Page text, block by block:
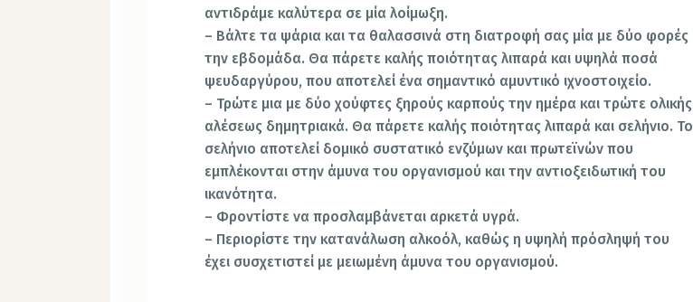
αντιδράμε καλύτερα σε μία λοίμωξη.
– Βάλτε τα ψάρια και τα θαλασσινά στη διατροφή σας μία με δύο φορές
την εβδομάδα. Θα πάρετε καλής ποιότητας λιπαρά και υψηλά ποσά
ψευδαργύρου, που αποτελεί ένα σημαντικό αμυντικό ιχνοστοιχείο.
– Τρώτε μια με δύο χούφτες ξηρούς καρπούς την ημέρα και τρώτε ολικής
αλέσεως δημητριακά. Θα πάρετε καλής ποιότητας λιπαρά και σελήνιο. Το
σελήνιο αποτελεί δομικό συστατικό ενζύμων και πρωτεϊνών που
εμπλέκονται στην άμυνα του οργανισμού και την αντιοξειδωτική του
ικανότητα.
– Φροντίστε να προσλαμβάνεται αρκετά υγρά.
– Περιορίστε την κατανάλωση αλκοόλ, καθώς η υψηλή πρόσληψή του
έχει συσχετιστεί με μειωμένη άμυνα του οργανισμού.